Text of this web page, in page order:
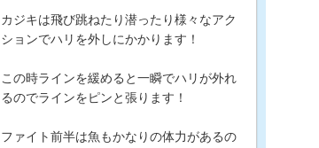
カジキは飛び跳ねたり潜ったり様々なアク
ションでハリを外しにかかります！
この時ラインを緩めると一瞬でハリが外れ
るのでラインをピンと張ります！
ファイト前半は魚もかなりの体力があるの